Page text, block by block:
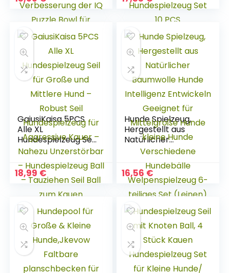
interaktive Treat
Dispenser Puzzle
Langsamer Feeder
Verbesserung der
IQ Puzzle Bowl für
Welpen (Blau)
Robust Besser für
Zahnreinigung
Und Mittlere Hunde
Hundespielzeug Set
10 PCS
GaiusiKaisa 5PCS
Alle XL
Hundespielzeug Seil
für Große und
Mittlere Hund –
Robust Seil
Hundespielzeug für
Aggressive Kauer –
Unzerstörbar –
Hundespielzeug Ball
– Tauziehen Seil
Ball zum Kauen
18,99 €
Hunde Spielzeug,
Hergestellt aus
Natürlicher
Baumwolle Hunde
Intelligenz
Entwickeln
Geeignet für
Mittelgroße Hunde
Verschiedene
Hundebälle
Welpenspielzeug
6-teiliges Set
(Leinen)
16,56 €